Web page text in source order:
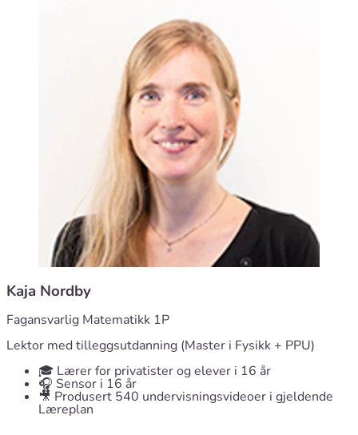
Kaja Nordby
Fagansvarlig Matematikk 1P
Lektor med tilleggsutdanning (Master i Fysikk + PPU)
🎓 Lærer for privatister og elever i 16 år
🎧 Sensor i 16 år
🎥 Produsert 540 undervisningsvideoer i gjeldende
Læreplan